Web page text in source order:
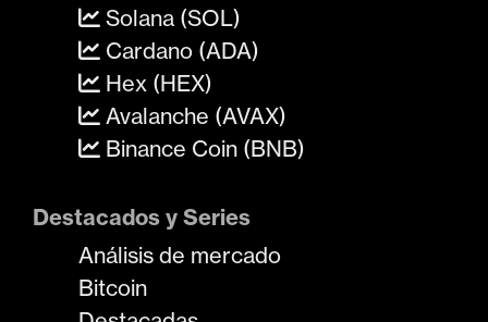
Solana (SOL)
Cardano (ADA)
Hex (HEX)
Avalanche (AVAX)
Binance Coin (BNB)
Destacados y Series
Análisis de mercado
Bitcoin